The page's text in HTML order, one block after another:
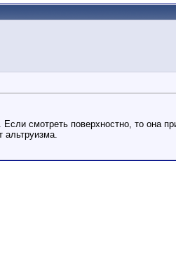
смотреть поверхностно, то она
альтруизма.